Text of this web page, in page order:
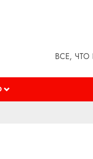
ВСЕ,